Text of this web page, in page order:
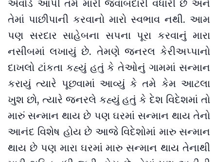
એવોર્ડ આપી તમે મારી જવાબદારી વધારી છે અને
તેમાં પાછીપાની કરવાનો મારો સ્વભાવ નથી. આમ
પણ સરદાર સાહેબના સપના પૂરા કરવાનું મારા
નસીબમાં લખાયું છે. તેમણે જનરલ કેરીઅપ્પાનો
દાખલો ટાંકતા કહ્યું હતું કે તેઓનું ગામમાં સન્માન
કરાયું ત્યારે પૂછવામાં આવ્યું કે તમે કેમ આટલા
ખુશ છો, ત્યારે જનરલે કહ્યું હતું કે દેશ વિદેશમાં તો
મારું સન્માન થાય છે પણ ઘરમાં સન્માન થાય તેનો
આનંદ વિશેષ હોય છે આજે વિદેશોમાં મારુ સન્માન
થાય છે પણ મારા ઘરમાં મારુ સન્માન થાય તેનાથી